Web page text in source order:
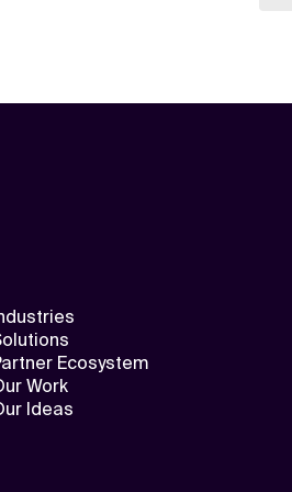
Ecosystem
Work
Ideas